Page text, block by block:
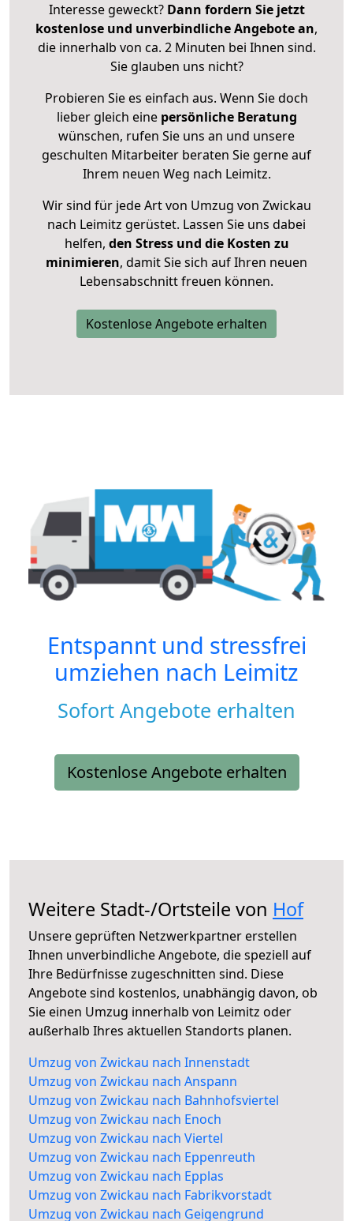
Interesse geweckt? Dann fordern Sie jetzt
kostenlose und unverbindliche Angebote an,
die innerhalb von ca. 2 Minuten bei Ihnen sind.
Sie glauben uns nicht?
Probieren Sie es einfach aus. Wenn Sie doch
lieber gleich eine persönliche Beratung
wünschen, rufen Sie uns an und unsere
geschulten Mitarbeiter beraten Sie gerne auf
Ihrem neuen Weg nach Leimitz.
Wir sind für jede Art von Umzug von Zwickau
nach Leimitz gerüstet. Lassen Sie uns dabei
helfen, den Stress und die Kosten zu
minimieren, damit Sie sich auf Ihren neuen
Lebensabschnitt freuen können.
Kostenlose Angebote erhalten
Entspannt und stressfrei
umziehen nach Leimitz
Sofort Angebote erhalten
Kostenlose Angebote erhalten
Weitere Stadt-/Ortsteile von Hof
Unsere geprüften Netzwerkpartner erstellen
Ihnen unverbindliche Angebote, die speziell auf
Ihre Bedürfnisse zugeschnitten sind. Diese
Angebote sind kostenlos, unabhängig davon, ob
Sie einen Umzug innerhalb von Leimitz oder
außerhalb Ihres aktuellen Standorts planen.
Umzug von Zwickau nach Innenstadt
Umzug von Zwickau nach Anspann
Umzug von Zwickau nach Bahnhofsviertel
Umzug von Zwickau nach Enoch
Umzug von Zwickau nach Viertel
Umzug von Zwickau nach Eppenreuth
Umzug von Zwickau nach Epplas
Umzug von Zwickau nach Fabrikvorstadt
Umzug von Zwickau nach Geigengrund